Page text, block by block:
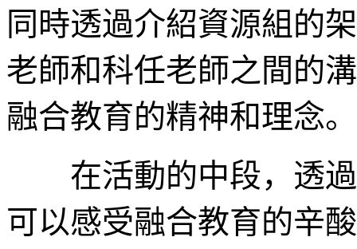
同時透過介紹資源組的
老師和科任老師之間的
融合教育的精神和理念。
在活動的中段，透過
可以感受融合教育的辛